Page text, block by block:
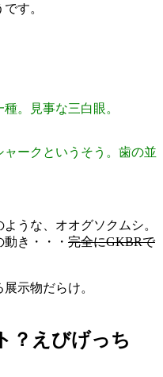
す。
。見事な三白眼。
ークというそう。歯の並
うな、オオグソクムシ。
き・・・ 完全にGKBRで
示物だらけ。
？えびげっち